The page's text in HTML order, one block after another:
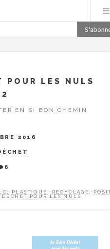
POUR LES NULS
EN SI BON CHEMIN
2016
6
,PLASTIQUE,RECYCLAGE,
DÉCHET POUR LES NULS